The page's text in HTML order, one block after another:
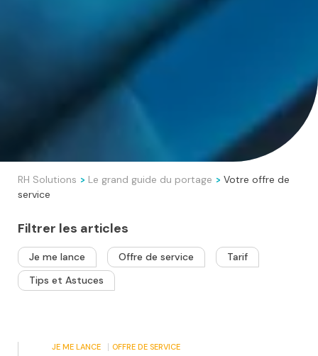
RH Solutions > Le grand guide du portage > Votre offre de
service
Filtrer les articles
Je me lance Offre de service
Tarif
Tips et Astuces
JE ME LANCE OFFRE DE SERVICE